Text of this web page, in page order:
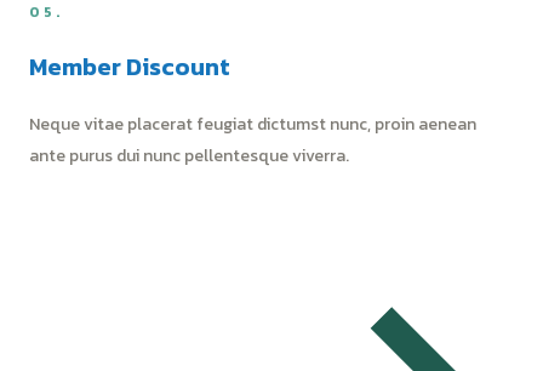
05.
Member Discount
Neque vitae placerat feugiat dictumst nunc, proin aenean
ante purus dui nunc pellentesque viverra.